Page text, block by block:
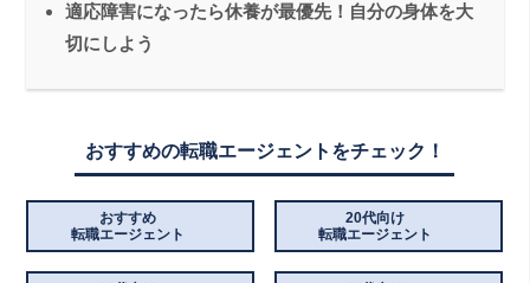
適応障害になったら休養が最優先！自分の身体を大
切にしよう
おすすめの転職エージェントをチェック！
おすすめ
転職エージェント
20代向け
転職エージェント